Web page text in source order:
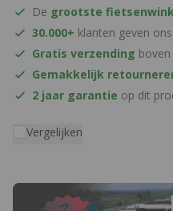
De grootste
30.000+ klanten geven
Gratis verzending
Gemakkelijk
2 jaar garantie op dit
Vergelijken